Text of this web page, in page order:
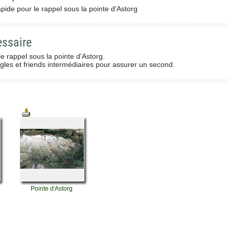
pour le rappel sous la pointe d'Astorg
rappel sous la pointe d'Astorg.
et friends intermédiaires pour assurer un second.
Pointe d'Astorg